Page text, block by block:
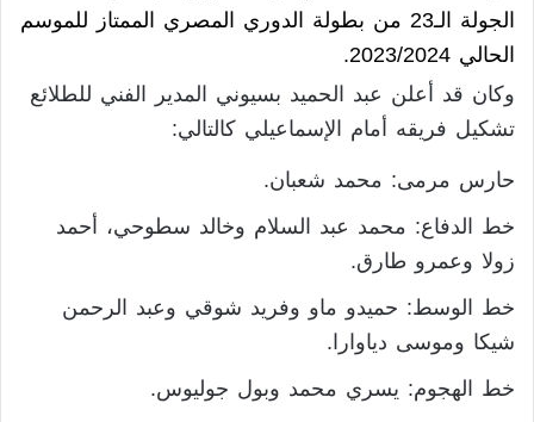
الجولة الـ23 من بطولة الدوري المصري الممتاز للموسم
الحالي 2023/2024.
وكان قد أعلن عبد الحميد بسيوني المدير الفني للطلائع
تشكيل فريقه أمام الإسماعيلي كالتالي:
حارس مرمى: محمد شعبان.
خط الدفاع: محمد عبد السلام وخالد سطوحي، أحمد
زولا وعمرو طارق.
خط الوسط: حميدو ماو وفريد شوقي وعبد الرحمن
شيكا وموسى دياوارا.
خط الهجوم: يسري محمد وبول جوليوس.